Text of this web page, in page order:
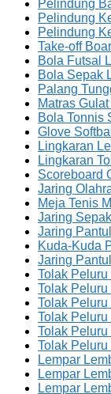
Pelindung
Pelindung
Pelindung
Take-off
Bola Futsal
Bola Sepak
Palang
Matras
Bola Tonnis
Glove
Lingkaran
Lingkaran
Scoreboard
Jaring
Meja Tenis
Jaring
Jaring
Kuda-Kuda
Jaring
Tolak
Tolak
Tolak
Tolak
Tolak
Tolak
Lempar
Lempar
Lempar